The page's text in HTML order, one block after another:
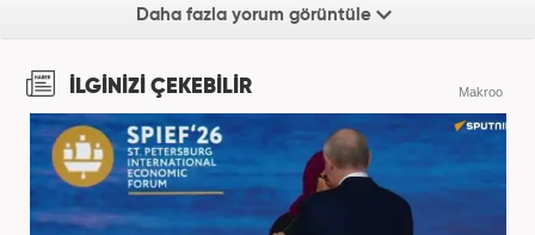
Daha fazla yorum görüntüle
İLGİNİZİ ÇEKEBİLİR Makroo